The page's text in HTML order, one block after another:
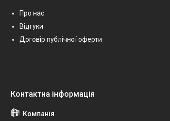
Про нас
Відгуки
Договір публічної оферти